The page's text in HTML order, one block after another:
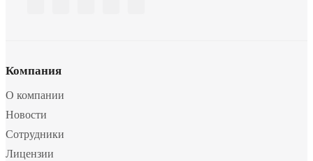
Компания
О компании
Новости
Сотрудники
Лицензии